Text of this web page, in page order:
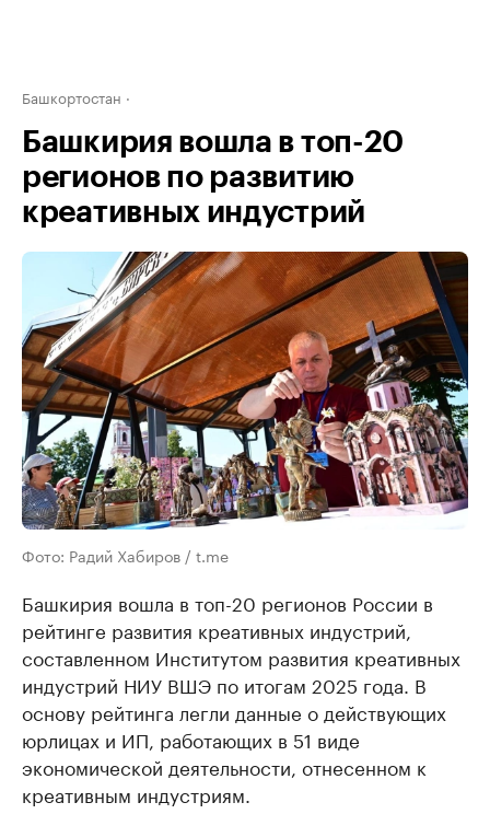
Башкортостан
Башкирия вошла в топ-20
регионов по развитию
креативных индустрий
Фото: Радий Хабиров / t.me
Башкирия вошла в топ-20 регионов России в
рейтинге развития креативных индустрий,
составленном Институтом развития креативных
индустрий НИУ ВШЭ по итогам 2025 года. В
основу рейтинга легли данные о действующих
юрлицах и ИП, работающих в 51 виде
экономической деятельности, отнесенном к
креативным индустриям.